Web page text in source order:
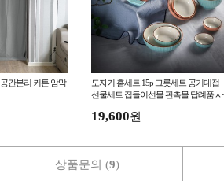
간분리 커튼 암막
도자기 홈세트 15p 그릇세트 공기대접
선물세트 집들이선물 판촉물 답례품 사
19,600원
상품문의 (9)